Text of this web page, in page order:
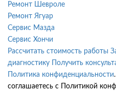
Ремонт Шевроле
Ремонт Ягуар
Сервис Мазда
Сервис Хончи
Рассчитать стоимость работы
диагностику
Получить
Политика конфиденциальности
соглашаетесь с Политикой